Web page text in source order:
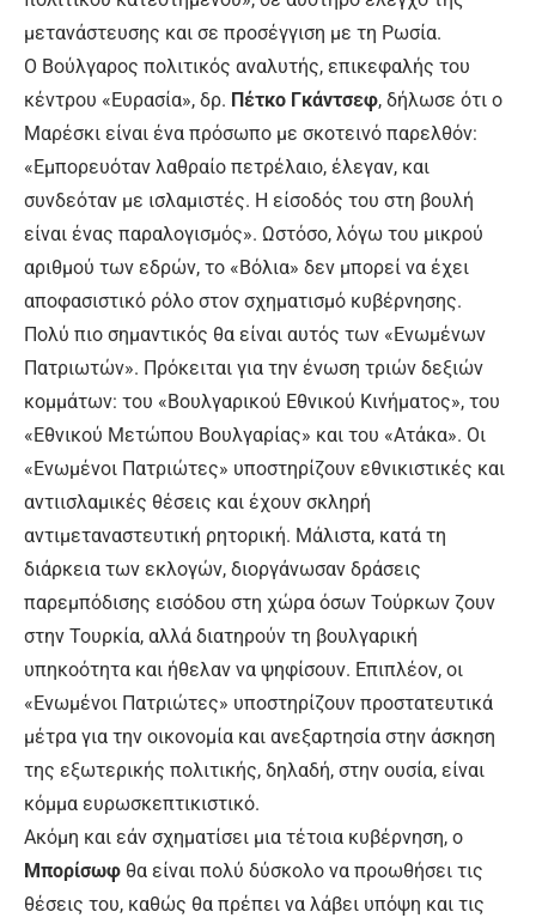
μετανάστευσης και σε προσέγγιση με τη Ρωσία.
Ο Βούλγαρος πολιτικός αναλυτής, επικεφαλής του
κέντρου «Ευρασία», δρ. Πέτκο Γκάντσεφ, δήλωσε ότι ο
Μαρέσκι είναι ένα πρόσωπο με σκοτεινό παρελθόν:
«Εμπορευόταν λαθραίο πετρέλαιο, έλεγαν, και
συνδεόταν με ισλαμιστές. Η είσοδός του στη βουλή
είναι ένας παραλογισμός». Ωστόσο, λόγω του μικρού
αριθμού των εδρών, το «Βόλια» δεν μπορεί να έχει
αποφασιστικό ρόλο στον σχηματισμό κυβέρνησης.
Πολύ πιο σημαντικός θα είναι αυτός των «Ενωμένων
Πατριωτών». Πρόκειται για την ένωση τριών δεξιών
κομμάτων: του «Βουλγαρικού Εθνικού Κινήματος», του
«Εθνικού Μετώπου Βουλγαρίας» και του «Ατάκα». Οι
«Ενωμένοι Πατριώτες» υποστηρίζουν εθνικιστικές και
αντιισλαμικές θέσεις και έχουν σκληρή
αντιμεταναστευτική ρητορική. Μάλιστα, κατά τη
διάρκεια των εκλογών, διοργάνωσαν δράσεις
παρεμπόδισης εισόδου στη χώρα όσων Τούρκων ζουν
στην Τουρκία, αλλά διατηρούν τη βουλγαρική
υπηκοότητα και ήθελαν να ψηφίσουν. Επιπλέον, οι
«Ενωμένοι Πατριώτες» υποστηρίζουν προστατευτικά
μέτρα για την οικονομία και ανεξαρτησία στην άσκηση
της εξωτερικής πολιτικής, δηλαδή, στην ουσία, είναι
κόμμα ευρωσκεπτικιστικό.
Ακόμη και εάν σχηματίσει μια τέτοια κυβέρνηση, ο
Μπορίσωφ θα είναι πολύ δύσκολο να προωθήσει τις
θέσεις του, καθώς θα πρέπει να λάβει υπόψη και τις